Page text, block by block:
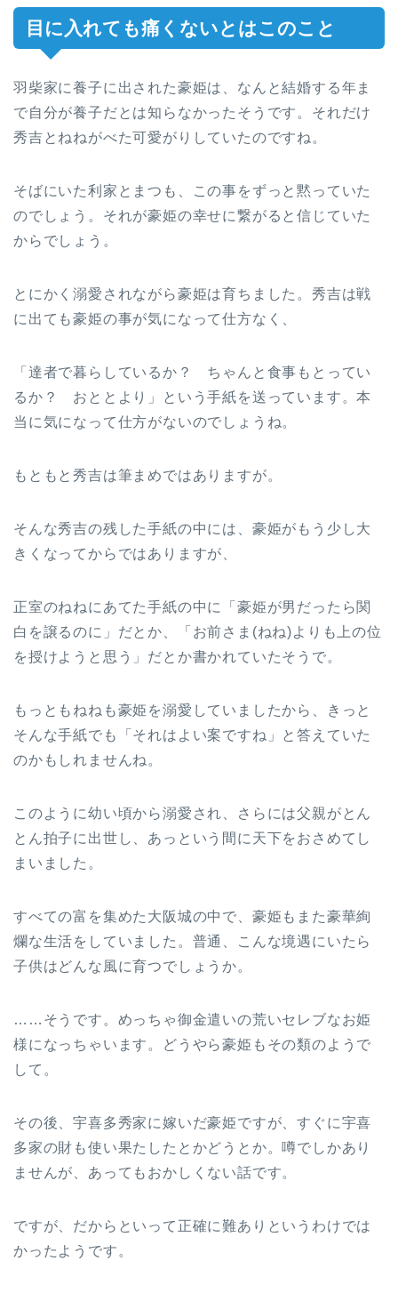
目に入れても痛くないとはこのこと
羽柴家に養子に出された豪姫は、なんと結婚する年ま
で自分が養子だとは知らなかったそうです。それだけ
秀吉とねねがべた可愛がりしていたのですね。
そばにいた利家とまつも、この事をずっと黙っていた
のでしょう。それが豪姫の幸せに繋がると信じていた
からでしょう。
とにかく溺愛されながら豪姫は育ちました。秀吉は戦
に出ても豪姫の事が気になって仕方なく、
「達者で暮らしているか？ ちゃんと食事もとってい
るか？ おととより」という手紙を送っています。本
当に気になって仕方がないのでしょうね。
もともと秀吉は筆まめではありますが。
そんな秀吉の残した手紙の中には、豪姫がもう少し大
きくなってからではありますが、
正室のねねにあてた手紙の中に「豪姫が男だったら関
白を譲るのに」だとか、「お前さま(ねね)よりも上の位
を授けようと思う」だとか書かれていたそうで。
もっともねねも豪姫を溺愛していましたから、きっと
そんな手紙でも「それはよい案ですね」と答えていた
のかもしれませんね。
このように幼い頃から溺愛され、さらには父親がとん
とん拍子に出世し、あっという間に天下をおさめてし
まいました。
すべての富を集めた大阪城の中で、豪姫もまた豪華絢
爛な生活をしていました。普通、こんな境遇にいたら
子供はどんな風に育つでしょうか。
……そうです。めっちゃ御金遣いの荒いセレブなお姫
様になっちゃいます。どうやら豪姫もその類のようで
して。
その後、宇喜多秀家に嫁いだ豪姫ですが、すぐに宇喜
多家の財も使い果たしたとかどうとか。噂でしかあり
ませんが、あってもおかしくない話です。
ですが、だからといって正確に難ありというわけでは
かったようです。